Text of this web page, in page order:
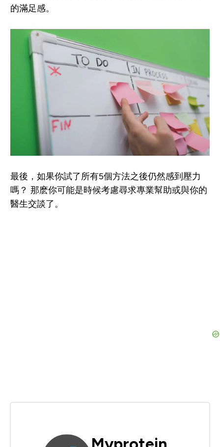
的滿足感。
最後，如果你試了所有5個方法之後仍然感到壓力
嗎？ 那麽你可能是時候考慮尋求專業幫助或與你的
醫生交談了。